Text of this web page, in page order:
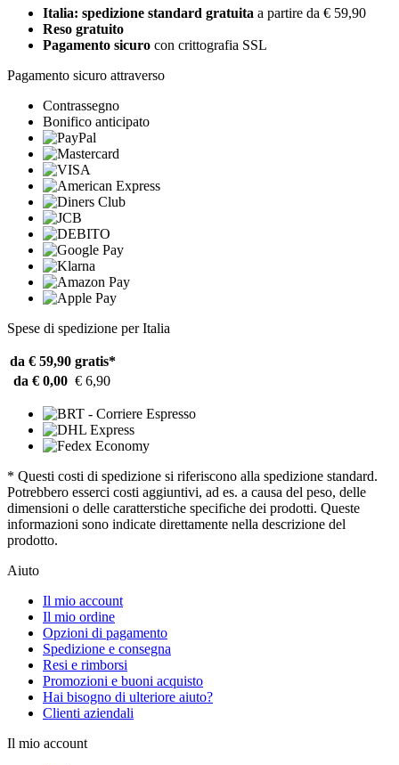
Italia: spedizione standard gratuita a partire da € 59,90
Reso gratuito
Pagamento sicuro con crittografia SSL
Pagamento sicuro attraverso
Contrassegno
Bonifico anticipato
Spese di spedizione per Italia
da € 59,90 gratis*
da € 0,00 € 6,90
* Questi costi di spedizione si riferiscono alla spedizione standard.
Potrebbero esserci costi aggiuntivi, ad es. a causa del peso, delle
dimensioni o delle caratterstiche specifiche dei prodotti. Queste
informazioni sono indicate direttamente nella descrizione del
prodotto.
Aiuto
Il mio account
Il mio ordine
Opzioni di pagamento
Spedizione e consegna
Resi e rimborsi
Promozioni e buoni acquisto
Hai bisogno di ulteriore aiuto?
Clienti aziendali
Il mio account